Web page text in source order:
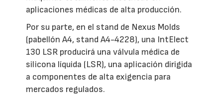
aplicaciones médicas de alta producción.
Por su parte, en el stand de Nexus Molds
(pabellón A4, stand A4-4228), una IntElect
130 LSR producirá una válvula médica de
silicona líquida (LSR), una aplicación dirigida
a componentes de alta exigencia para
mercados regulados.